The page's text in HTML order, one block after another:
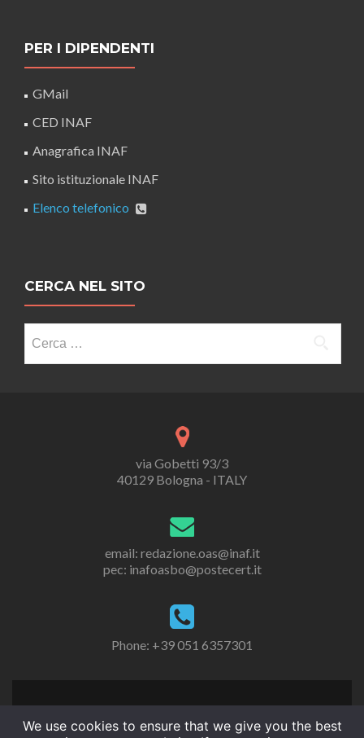
PER I DIPENDENTI
GMail
CED INAF
Anagrafica INAF
Sito istituzionale INAF
Elenco telefonico
CERCA NEL SITO
per:
via Gobetti 93/3
40129 Bologna - ITALY
email: redazione.oas@inaf.it
pec: inafoasbo@postecert.it
Phone: +39 051 6357301
We use cookies to ensure that we give you the best